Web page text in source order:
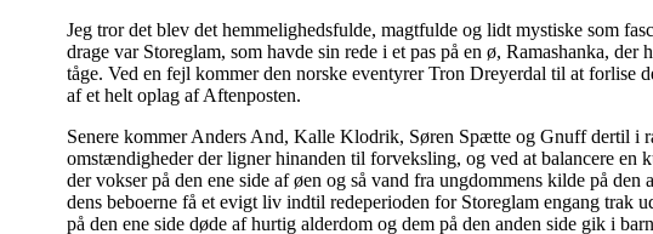
Jeg tror det blev det hemmelighedsfulde, magtfulde og lidt mystiske som
drage var Storeglam, som havde sin rede i et pas på en ø, Ramashanka, der
tåge. Ved en fejl kommer den norske eventyrer Tron Dreyerdal til at forlise
af et helt oplag af Aftenposten.
Senere kommer Anders And, Kalle Klodrik, Søren Spætte og Gnuff dertil i
omstændigheder der ligner hinanden til forveksling, og ved at balancere en
der vokser på den ene side af øen og så vand fra ungdommens kilde på den
dens beboerne få et evigt liv indtil redeperioden for Storeglam engang trak
på den ene side døde af hurtig alderdom og dem på den anden side gik i